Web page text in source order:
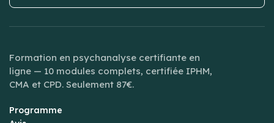
Formation en psychanalyse certifiante en
ligne — 10 modules complets, certifiée IPHM,
CMA et CPD. Seulement 87€.
Programme